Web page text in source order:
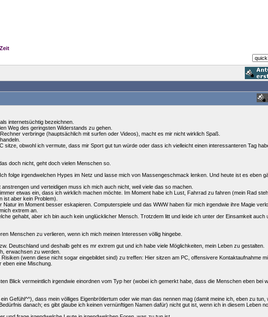
internetsüchtig bezeichnen.
Weg des geringsten Widerstands zu gehen.
verbringe (hauptsächlich mit surfen oder Videos), macht es mir nicht wirklich Spaß.
sitze, obwohl ich vermute, dass mir Sport gut tun würde oder dass ich vielleicht einen interessanteren Tag
doch nicht, geht doch vielen Menschen so.
folge irgendwelchen Hypes im Netz und lasse mich von Massengeschmack lenken. Und heute ist es eben
und verteidigen muss ich mich auch nicht, weil viele das so machen.
etwas ein, dass ich wirklich machen möchte. Im Moment habe ich Lust, Fahrrad zu fahren (mein Rad
ist aber kein Problem).
im Moment besser eskapieren. Computerspiele und das WWW haben für mich irgendwie ihre Magie
extrem an.
gehabt, aber ich bin auch kein unglücklicher Mensch. Trotzdem litt und leide ich unter der Einsamkeit auch
Menschen zu verlieren, wenn ich mich meinen Interessen völlig hingebe.
Deutschland und deshalb geht es mr extrem gut und ich habe viele Möglichkeiten, mein Leben zu gestalten.
erwachsen zu werden.
(wenn diese nicht sogar eingebildet sind) zu treffen: Hier sitzen am PC, offensivere Kontaktaufnahme
eine Mischung.
Blick vermeintlich irgendwie einordnen vom Typ her (wobei ich gemerkt habe, dass die Menschen eben bei
Gefühl^^), dass mein völliges Eigenbrötlertum oder wie man das nennen mag (damit meine ich, eben zu tun,
danach; es gibt glaube ich keinen vernünftigen Namen dafür) nicht gut ist, wenn ich in diesem Leben